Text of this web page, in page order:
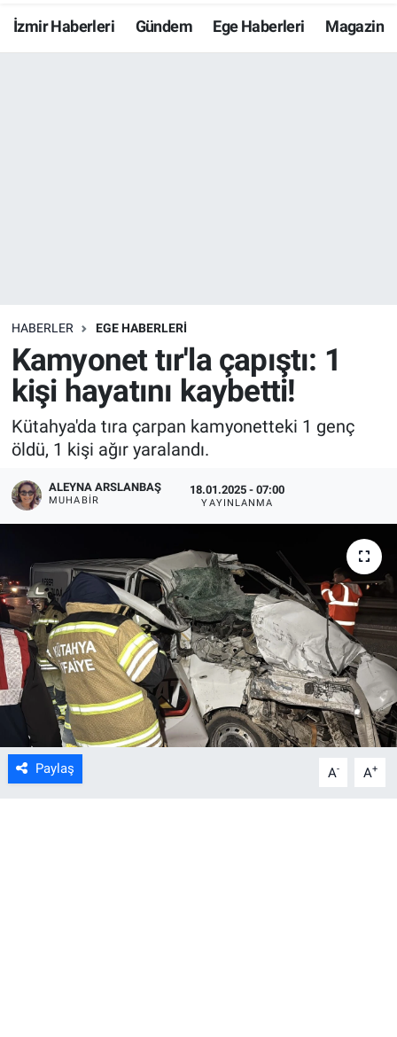
İzmir Haberleri Gündem Ege Haberleri Magazin
HABERLER EGE HABERLERİ
Kamyonet tır'la çapıştı: 1
kişi hayatını kaybetti!
Kütahya'da tıra çarpan kamyonetteki 1 genç
öldü, 1 kişi ağır yaralandı.
ALEYNA ARSLANBAŞ
MUHABIR
18.01.2025 - 07:00
YAYINLANMA
Paylaş A- A+
Resmi İlanlar